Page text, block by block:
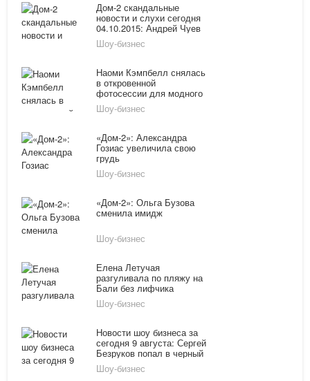
Дом-2 скандальные
новости и слухи сегодня
04.10.2015: Андрей Чуев
выложил в Инстаграм
фото своей девушки,
объявили о свадьбе
Шоу-бизнес
Наоми Кэмпбелл снялась
в откровенной
фотосессии для модного
журнала
Шоу-бизнес
«Дом-2»: Александра
Гозиас увеличила свою
грудь
Шоу-бизнес
«Дом-2»: Ольга Бузова
сменила имидж
Шоу-бизнес
Елена Летучая
разгуливала по пляжу на
Бали без лифчика
Шоу-бизнес
Новости шоу бизнеса за
сегодня 9 августа: Сергей
Безруков попал в черный
список Украины,
операторов «Ревизорро»
Шоу-бизнес